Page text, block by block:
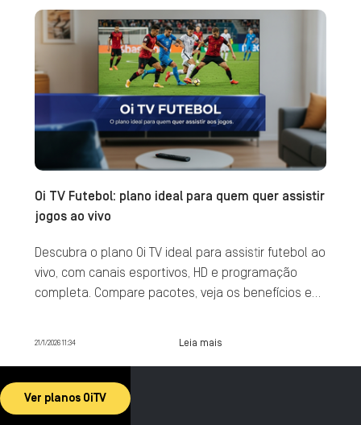
Oi TV Futebol: plano ideal para quem quer assistir
jogos ao vivo
Descubra o plano Oi TV ideal para assistir futebol ao
vivo, com canais esportivos, HD e programação
completa. Compare pacotes, veja os benefícios e
21/1/2026 11:34 Leia mais
Ver planos OiTV